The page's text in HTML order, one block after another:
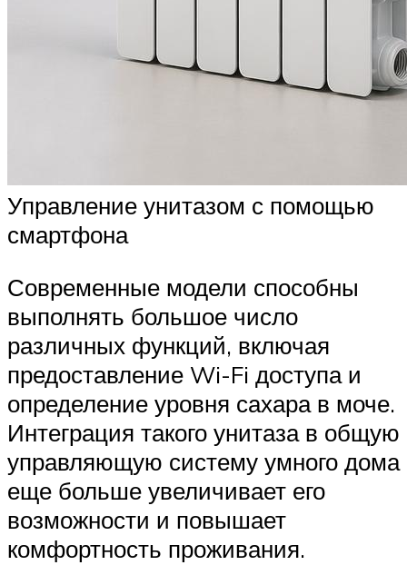
Управление унитазом с помощью
смартфона
Современные модели способны
выполнять большое число
различных функций, включая
предоставление Wi-Fi доступа и
определение уровня сахара в моче.
Интеграция такого унитаза в общую
управляющую систему умного дома
еще больше увеличивает его
возможности и повышает
комфортность проживания.